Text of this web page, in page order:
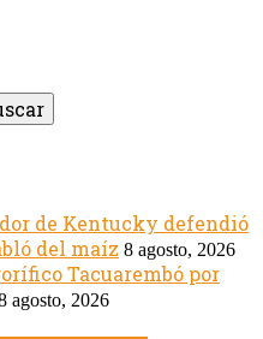
de Kentucky defendió
del maíz 8 agosto, 2026
Tacuarembó por
agosto, 2026